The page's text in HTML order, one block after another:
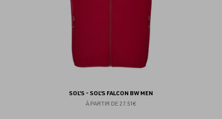
SOL'S - SOL'S FALCON BW MEN
À PARTIR DE 27.51€